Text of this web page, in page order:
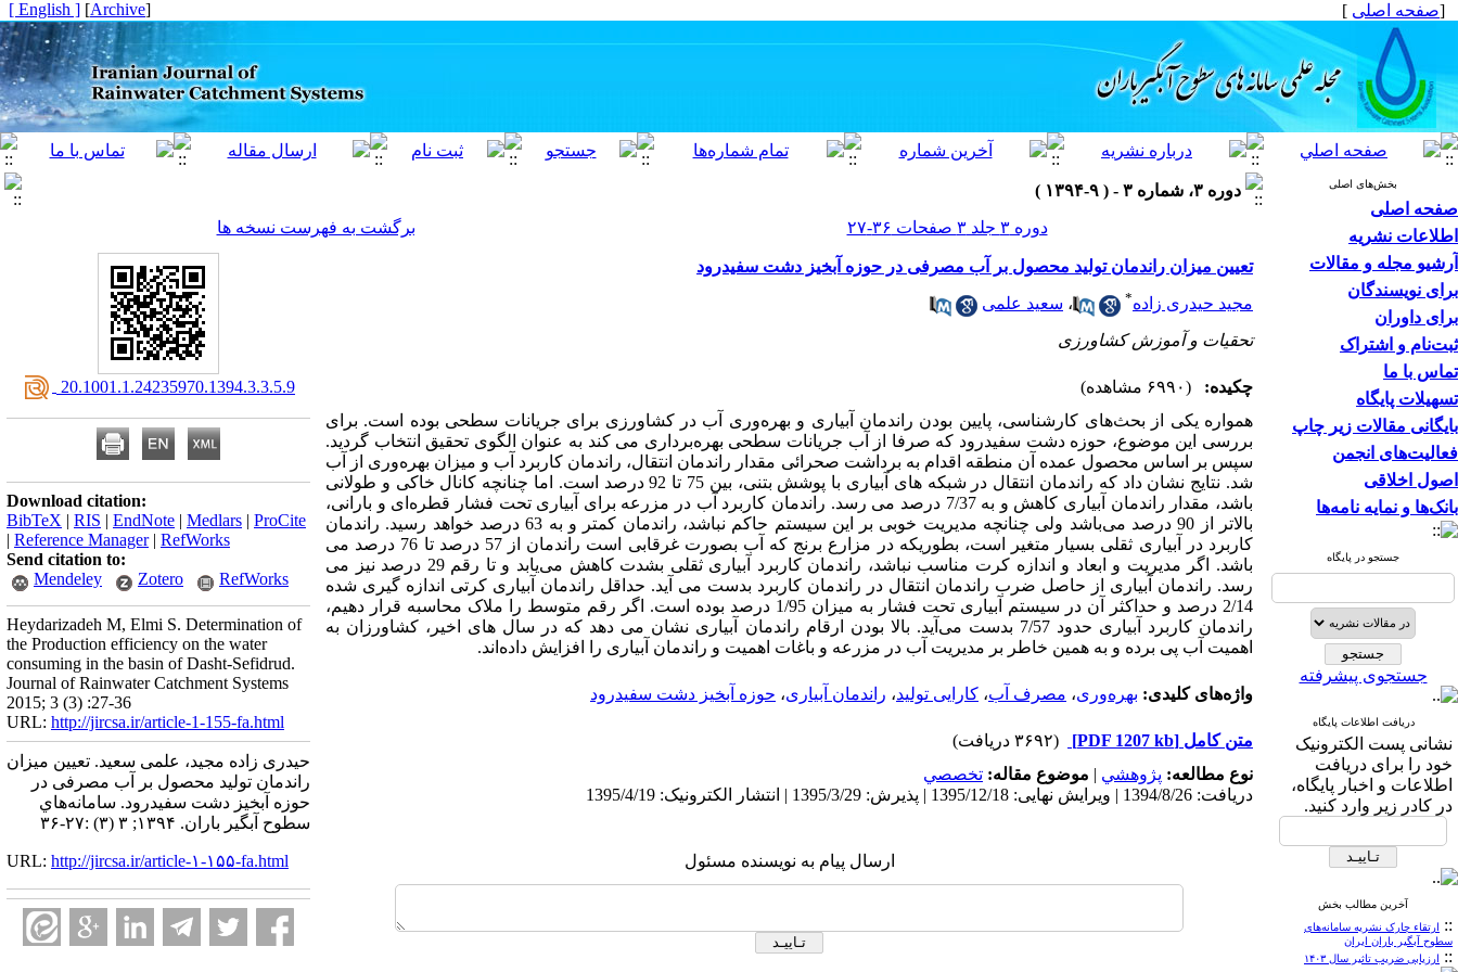
[صفحه اصلی ]
[
Archive
]
[ English ]
بخش‌های اصلی
صفحه اصلی
اطلاعات نشریه
آرشیو مجله و مقالات
برای نویسندگان
برای داوران
ثبت‌نام و اشتراک
تماس با ما
تسهیلات پایگاه
بایگانی مقالات زیر چاپ
فعالیت‌های انجمن
اصول اخلاقی
بانک‌ها و نمایه نامه‌ها
جستجو در پایگاه
جستجوی پیشرفته
دریافت اطلاعات پایگاه
نشانی پست الکترونیک
خود را برای دریافت
اطلاعات و اخبار پایگاه،
در کادر زیر وارد کنید.
آخرین مطالب بخش
:: ارتقاء چارک نشریه سامانه‌های
سطوح آبگیر باران ایران
:: ارزیابی ضریب تاثیر سال ۱۴۰۳
دوره ۳، شماره ۳ - ( ۹-۱۳۹۴ )
دوره ۳ جلد ۳ صفحات ۳۶-۲۷
برگشت به فهرست نسخه ها
تعیین میزان راندمان تولید محصول بر آب مصرفی در حوزه آبخیز دشت سفیدرود
مجید حیدری زاده* ، سعید علمی
تحقیات و آموزش کشاورزی
چکیده:
(۶۹۹۰ مشاهده)
همواره یکی از بحث‌های کارشناسی، پایین بودن راندمان آبیاری و بهره‌وری آب در کشاورزی برای جریانات سطحی بوده است. برای
بررسی این موضوع، حوزه دشت سفیدرود که صرفا از آب جریانات سطحی بهره‌برداری می کند به عنوان الگوی تحقیق انتخاب گردید.
سپس بر اساس محصول عمده آن منطقه اقدام به برداشت صحرائی مقدار راندمان انتقال، راندمان کاربرد آب و میزان بهره‌وری از آب
شد. نتایج نشان داد که راندمان انتقال در شبکه های آبیاری با پوشش بتنی، بین 75 تا 92 درصد است. اما چنانچه کانال خاکی و طولانی
باشد، مقدار راندمان آبیاری کاهش و به 7/37 درصد می رسد. راندمان کاربرد آب در مزرعه برای آبیاری تحت فشار قطره‌ای و بارانی،
بالاتر از 90 درصد می‌باشد ولی چنانچه مدیریت خوبی بر این سیستم حاکم نباشد، راندمان کمتر و به 63 درصد خواهد رسید. راندمان
کاربرد در آبیاری ثقلی بسیار متغیر است، بطوریکه در مزارع برنج که آب بصورت غرقابی است راندمان از 57 درصد تا 76 درصد می
باشد. اگر مدیریت و ابعاد و اندازه کرت مناسب نباشد، راندمان کاربرد آبیاری ثقلی بشدت کاهش می‌یابد و تا رقم 29 درصد نیز می
رسد. راندمان آبیاری از حاصل ضرب راندمان انتقال در راندمان کاربرد بدست می آید. حداقل راندمان آبیاری کرتی اندازه گیری شده
2/14 درصد و حداکثر آن در سیستم‌ آبیاری تحت فشار به میزان 1/95 درصد بوده است. اگر رقم متوسط را ملاک محاسبه قرار دهیم،
راندمان کاربرد آبیاری حدود 7/57 بدست می‌آید. بالا بودن ارقام راندمان آبیاری نشان می دهد که در سال‌ های اخیر، کشاورزان به
اهمیت آب پی برده و به همین خاطر بر مدیریت آب در مزرعه و باغات اهمیت و راندمان آبیاری را افزایش داده‌اند.
واژه‌های کلیدی: بهره‌وری، مصرف آب، کارایی تولید، راندمان آبیاری، حوزه آبخیز دشت سفیدرود
متن کامل [PDF 1207 kb]
(۳۶۹۲ دریافت)
نوع مطالعه: پژوهشي | موضوع مقاله: تخصصي
دریافت: 1394/8/26 | ویرایش نهایی: 1395/12/18 | پذیرش: 1395/3/29 | انتشار الکترونیک: 1395/4/19
ارسال پیام به نویسنده مسئول
‎ 20.1001.1.24235970.1394.3.3.5.9
Download citation:
BibTeX | RIS | EndNote | Medlars | ProCite
| Reference Manager| RefWorks
Send citation to:
Mendeley
Zotero RefWorks
Heydarizadeh M, Elmi S. Determination of
the Production efficiency on the water
consuming in the basin of Dasht-Sefidrud.
Journal of Rainwater Catchment Systems
2015; 3 (3) :27-36
URL: http://jircsa.ir/article-1-155-fa.html
حیدری زاده مجید، علمی سعید. تعیین میزان
راندمان تولید محصول بر آب مصرفی در
حوزه آبخیز دشت سفیدرود. سامانه‌هاي
سطوح آبگير باران. ۱۳۹۴; ۳ (۳) :۲۷-۳۶
URL: http://jircsa.ir/article-۱-۱۵۵-fa.html